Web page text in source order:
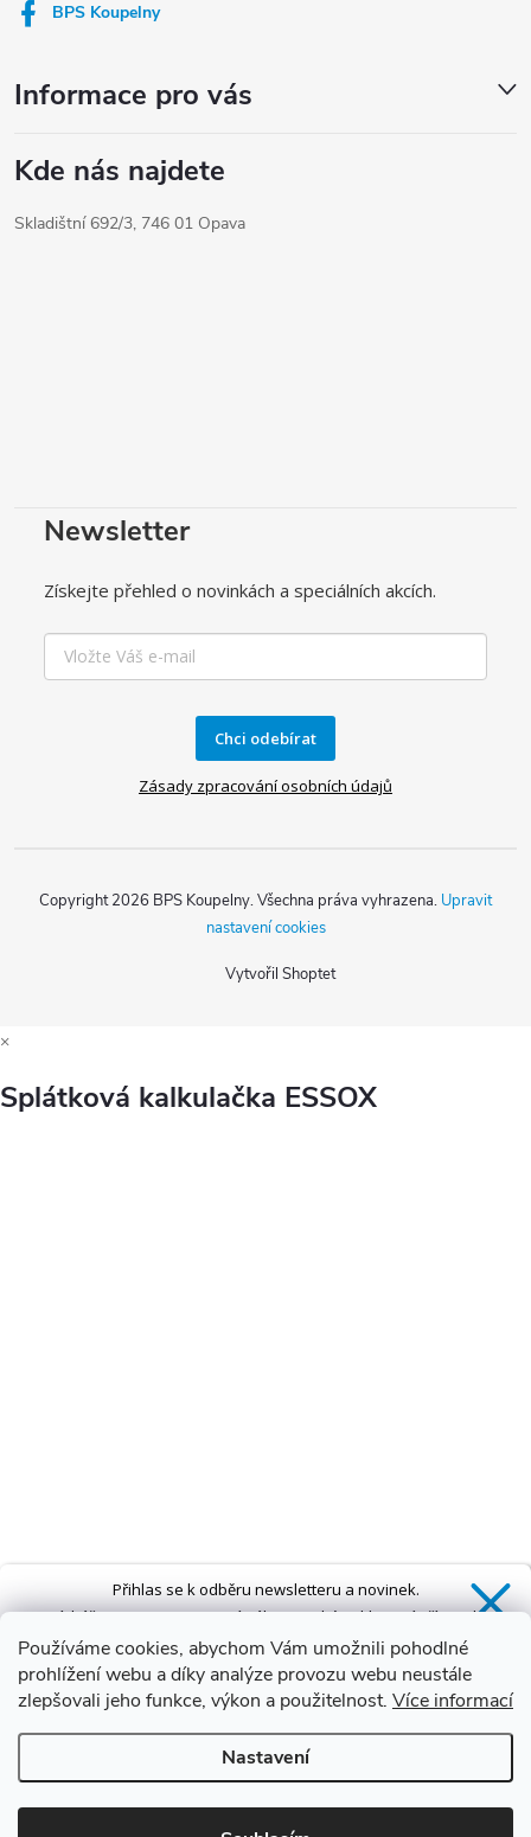
Používáme cookies, abychom Vám umožnili pohodlné
prohlížení webu a díky analýze provozu webu neustále
zlepšovali jeho funkce, výkon a použitelnost. Více informací
Nastavení
BPS Koupelny
Informace pro vás
Kde nás najdete
Skladištní 692/3, 746 01 Opava
Newsletter
Získejte přehled o novinkách a speciálních akcích.
Chci odebírat
Zásady zpracování osobních údajů
Vytvořil Shoptet
Copyright 2026 BPS Koupelny. Všechna práva vyhrazena. Upravit
nastavení cookies
×
Splátková kalkulačka ESSOX
Přihlas se k odběru newsletteru a novinek.
ZískášSLEVU 5 %na první nákup a také exkluzivní přístup k
novinkám, slevám a dalším speciálním nabídkám.*
Ano, chci se přihlásit
Zásady zpracování osobních údajů
*Sleva neplatí na vany s dvířky AVO a VOVO